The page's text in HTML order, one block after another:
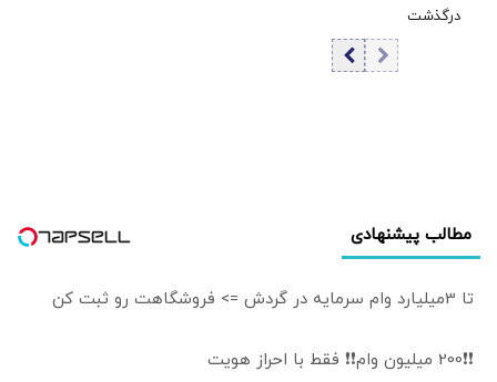
باخت را هم بلد
درگذشت
مطالب پیشنهادی
تا 3میلیارد وام سرمایه در گردش => فروشگاهت رو ثبت کن
❗❗200 میلیون وام❗❗ فقط با احراز هویت